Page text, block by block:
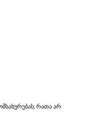
რათა არ